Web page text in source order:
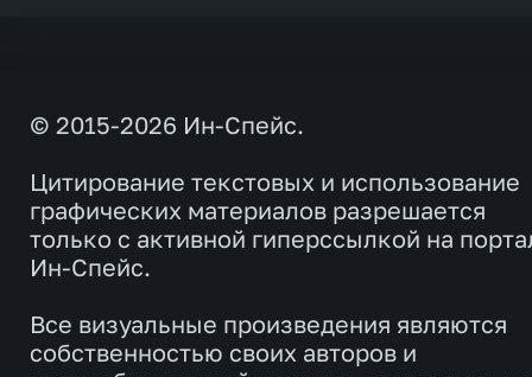
© 2015-2026 Ин-Спейс.
Цитирование текстовых и использование
графических материалов разрешается
только с активной гиперссылкой на
Ин-Спейс.
Все визуальные произведения являются
собственностью своих авторов и